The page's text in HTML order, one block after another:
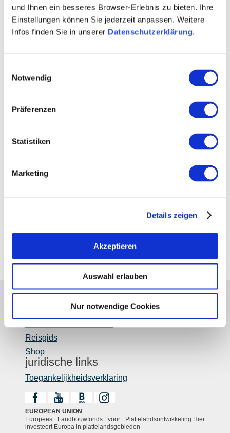
und Ihnen ein besseres Browser-Erlebnis zu bieten. Ihre
Einstellungen können Sie jederzeit anpassen. Weitere
Infos finden Sie in unserer Datenschutzerklärung.
Notwendig
Präferenzen
Statistiken
Marketing
Details zeigen
Akzeptieren
Auswahl erlauben
Nur notwendige Cookies
Andrea Kröhl
Gegevensbeheer
Reisgids
Shop
juridische links
Toegankelijkheidsverklaring
EUROPEAN UNION
Europees Landbouwfonds voor Plattelandsontwikkeling:Hier
investeert Europa in plattelandsgebieden